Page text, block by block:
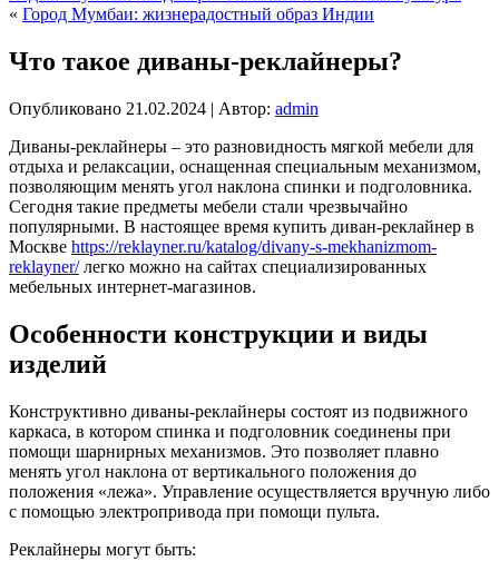
« Город Мумбаи: жизнерадостный образ Индии
Что такое диваны-реклайнеры?
Опубликовано 21.02.2024 | Автор: admin
Диваны-реклайнеры – это разновидность мягкой мебели для
отдыха и релаксации, оснащенная специальным механизмом,
позволяющим менять угол наклона спинки и подголовника.
Сегодня такие предметы мебели стали чрезвычайно
популярными. В настоящее время купить диван-реклайнер в
Москве https://reklayner.ru/katalog/divany-s-mekhanizmom-
reklayner/легко можно на сайтах специализированных
мебельных интернет-магазинов.
Особенности конструкции и виды
изделий
Конструктивно диваны-реклайнеры состоят из подвижного
каркаса, в котором спинка и подголовник соединены при
помощи шарнирных механизмов. Это позволяет плавно
менять угол наклона от вертикального положения до
положения «лежа». Управление осуществляется вручную либо
с помощью электропривода при помощи пульта.
Реклайнеры могут быть: